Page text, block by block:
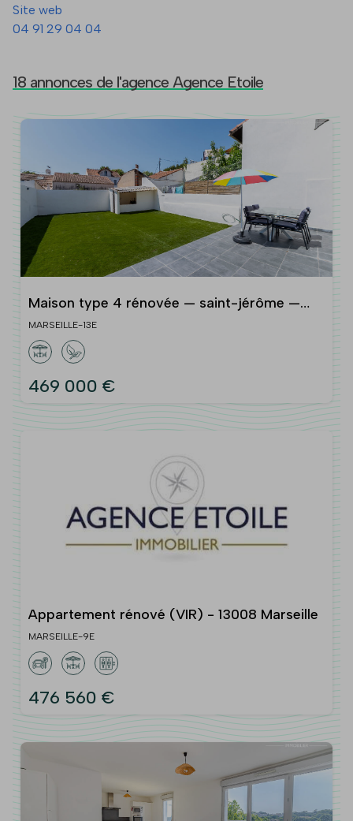
Site web
04 91 29 04 04
18 annonces de l'agence Agence Etoile
Maison type 4 rénovée — saint-jérôme —
jardin sud
MARSEILLE-13E
469 000 €
Appartement rénové (VIR) - 13008 Marseille
MARSEILLE-9E
476 560 €